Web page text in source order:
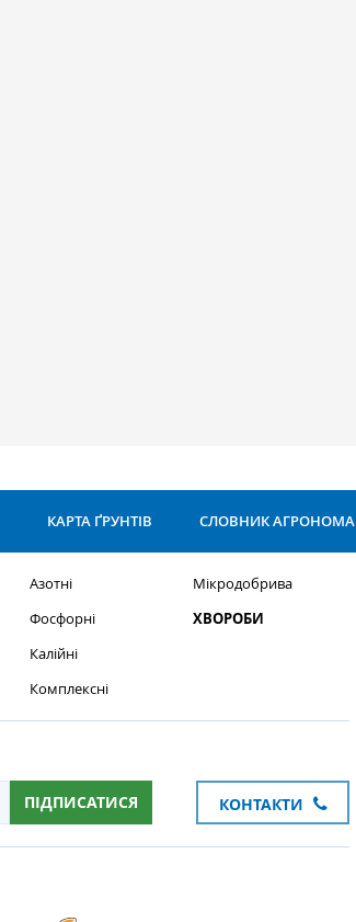
КАРТА ҐРУНТІВ СЛОВНИК АГРОНОМА
Азотні
Фосфорні
Калійні
Комплексні
Мікродобрива
ХВОРОБИ
ПІДПИСАТИСЯ КОНТАКТИ